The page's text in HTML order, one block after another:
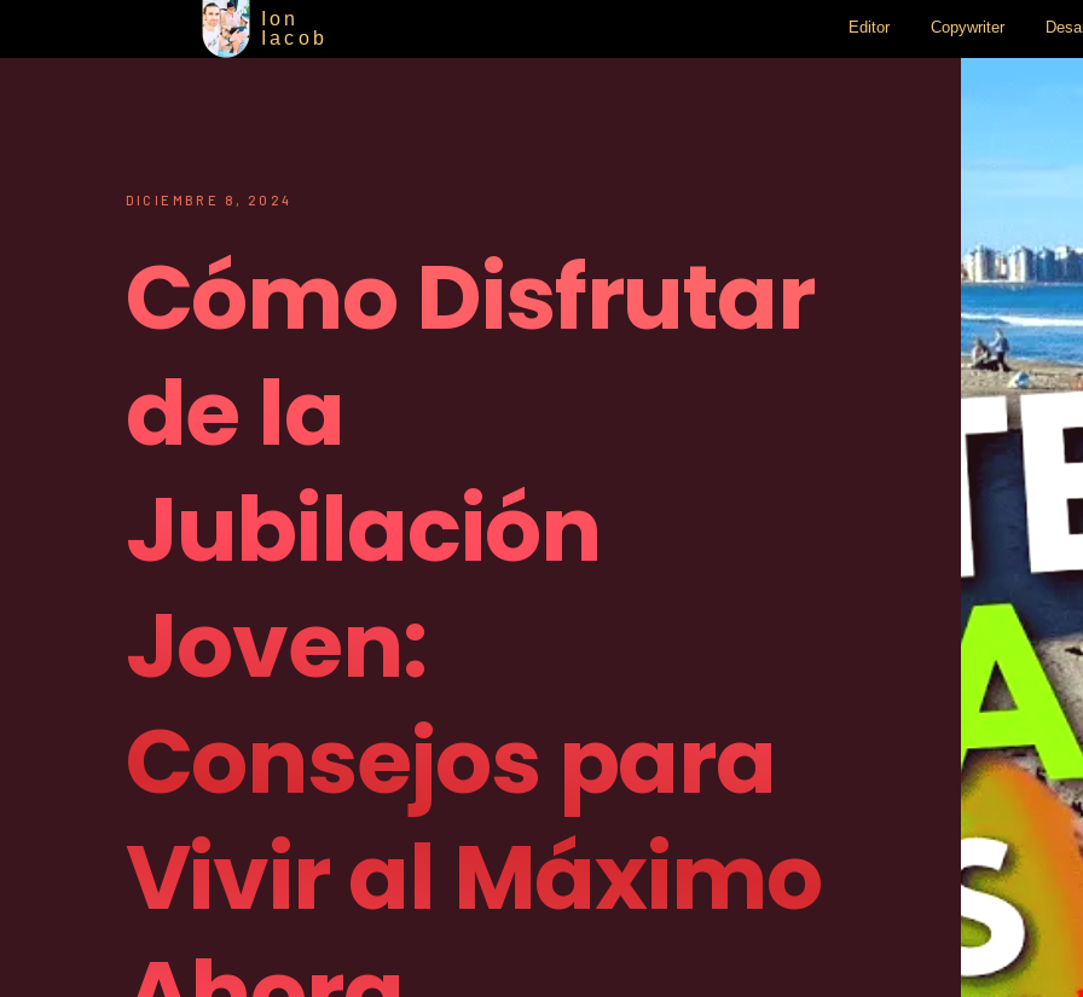
Ion
Iacob
Editor Copywriter
DICIEMBRE 8, 2024
Cómo Disfrutar
de la
Jubilación
Joven:
Consejos para
Vivir al Máximo